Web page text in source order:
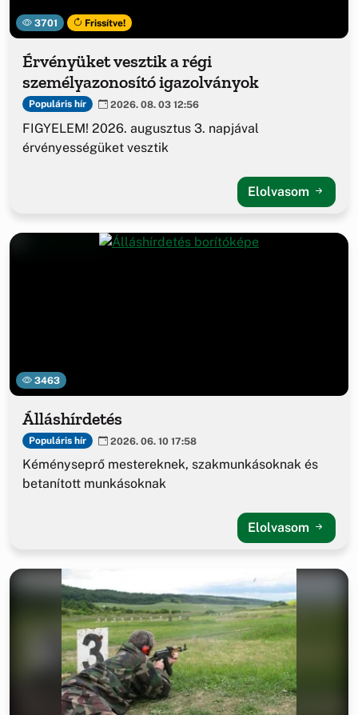
3701 Frissítve!
Érvényüket vesztik a régi
személyazonosító igazolványok
Populáris hír 2026. 08. 03 12:56
FIGYELEM! 2026. augusztus 3. napjával
érvényességüket vesztik
Elolvasom
3463
Álláshírdetés
Populáris hír 2026. 06. 10 17:58
Kéményseprő mestereknek, szakmunkásoknak és
betanított munkásoknak
Elolvasom